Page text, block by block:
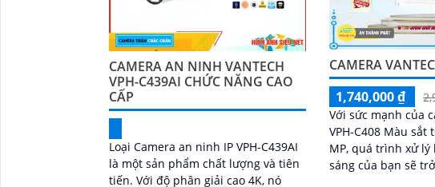
CAMERA AN NINH VANTECH
VPH-C439AI CHỨC NĂNG CAO
CẤP
Loại Camera an ninh IP VPH-C439AI
là một sản phẩm chất lượng và tiên
tiến. Với độ phân giải cao 4K, nó
CAMERA
1,740,000 ₫
Với sức mạnh của
VPH-C408 Màu sắt
MP, quá trình xử
sáng của bạn sẽ